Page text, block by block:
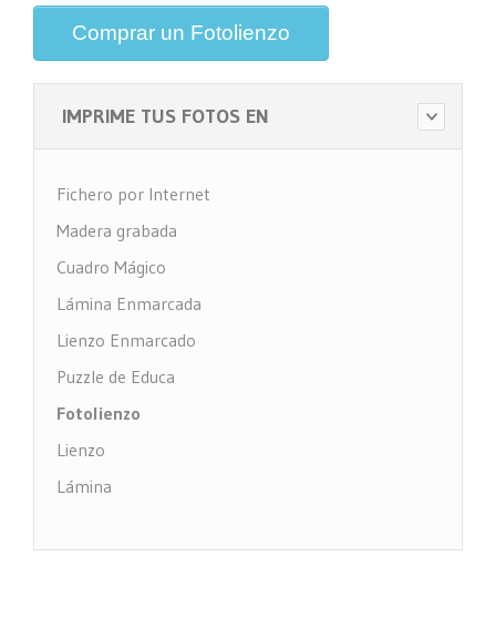
Comprar un Fotolienzo
IMPRIME TUS FOTOS EN
Fichero por Internet
Madera grabada
Cuadro Mágico
Lámina Enmarcada
Lienzo Enmarcado
Puzzle de Educa
Fotolienzo
Lienzo
Lámina